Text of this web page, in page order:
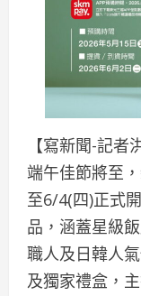
【寫新聞-記者
端午佳節將至
至6/4(四)正式
品，涵蓋星級
職人及日韓人
及獨家禮盒，